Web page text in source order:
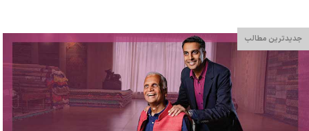
جدیدترین مطالب